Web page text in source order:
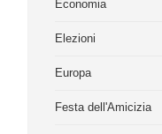
Economia
Elezioni
Europa
Festa dell'Amicizia